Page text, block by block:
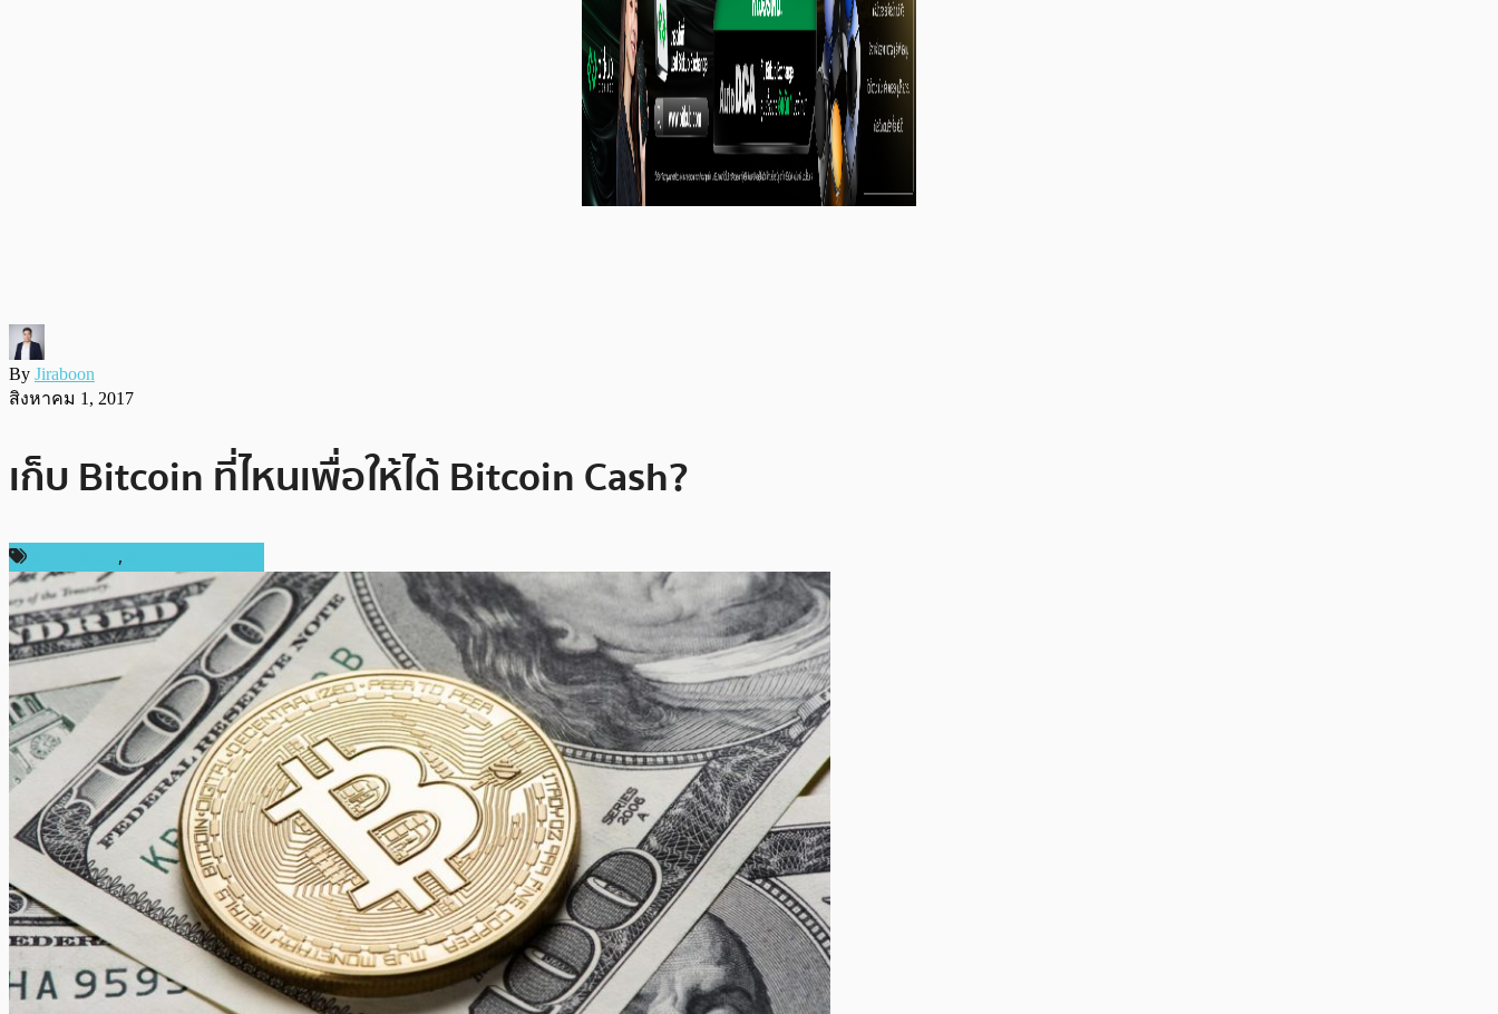
By Jiraboon
สิงหาคม 1, 2017
เก็บ Bitcoin ที่ไหนเพื่อให้ได้ Bitcoin Cash?
,